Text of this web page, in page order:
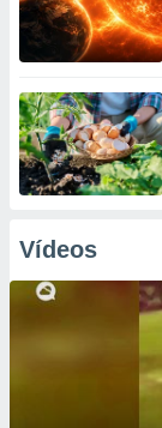
Vídeos